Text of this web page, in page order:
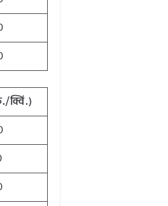
क्विं.)